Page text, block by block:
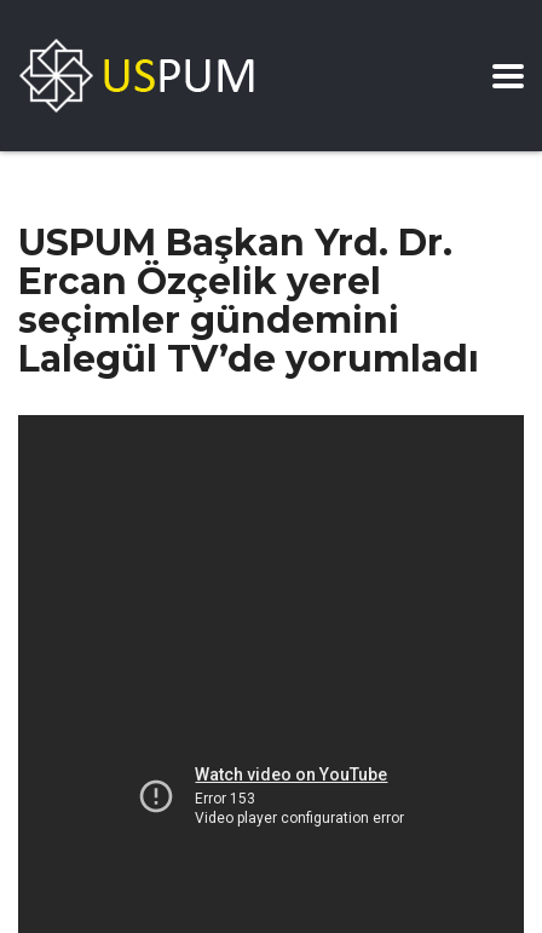
USPUM Başkan Yrd. Dr.
Ercan Özçelik yerel
seçimler gündemini
Lalegül TV’de yorumladı